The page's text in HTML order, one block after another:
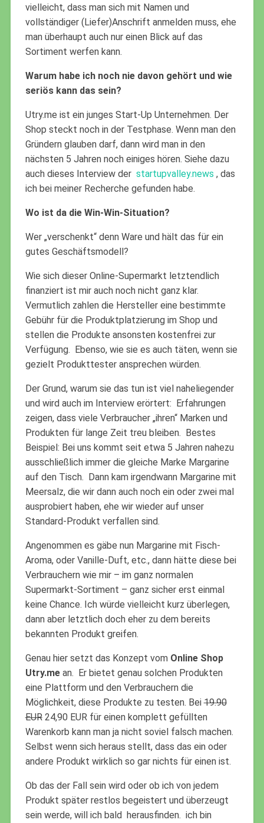
vielleicht, dass man sich mit Namen und
vollständiger (Liefer)Anschrift anmelden muss, ehe
man überhaupt auch nur einen Blick auf das
Sortiment werfen kann.
Warum habe ich noch nie davon gehört und wie
seriös kann das sein?
Utry.me ist ein junges Start-Up Unternehmen. Der
Shop steckt noch in der Testphase. Wenn man den
Gründern glauben darf, dann wird man in den
nächsten 5 Jahren noch einiges hören. Siehe dazu
auch dieses Interview der startupvalley.news , das
ich bei meiner Recherche gefunden habe.
Wo ist da die Win-Win-Situation?
Wer „verschenkt“ denn Ware und hält das für ein
gutes Geschäftsmodell?
Wie sich dieser Online-Supermarkt letztendlich
finanziert ist mir auch noch nicht ganz klar.
Vermutlich zahlen die Hersteller eine bestimmte
Gebühr für die Produktplatzierung im Shop und
stellen die Produkte ansonsten kostenfrei zur
Verfügung. Ebenso, wie sie es auch täten, wenn sie
gezielt Produkttester ansprechen würden.
Der Grund, warum sie das tun ist viel naheliegender
und wird auch im Interview erörtert: Erfahrungen
zeigen, dass viele Verbraucher „ihren“ Marken und
Produkten für lange Zeit treu bleiben. Bestes
Beispiel: Bei uns kommt seit etwa 5 Jahren nahezu
ausschließlich immer die gleiche Marke Margarine
auf den Tisch. Dann kam irgendwann Margarine mit
Meersalz, die wir dann auch noch ein oder zwei mal
ausprobiert haben, ehe wir wieder auf unser
Standard-Produkt verfallen sind.
Angenommen es gäbe nun Margarine mit Fisch-
Aroma, oder Vanille-Duft, etc., dann hätte diese bei
Verbrauchern wie mir – im ganz normalen
Supermarkt-Sortiment – ganz sicher erst einmal
keine Chance. Ich würde vielleicht kurz überlegen,
dann aber letztlich doch eher zu dem bereits
bekannten Produkt greifen.
Genau hier setzt das Konzept vom Online Shop
Utry.mean. Er bietet genau solchen Produkten
eine Plattform und den Verbrauchern die
Möglichkeit, diese Produkte zu testen. Bei19.90
EUR24,90 EUR für einen komplett gefüllten
Warenkorb kann man ja nicht soviel falsch machen.
Selbst wenn sich heraus stellt, dass das ein oder
andere Produkt wirklich so gar nichts für einen ist.
Ob das der Fall sein wird oder ob ich von jedem
Produkt später restlos begeistert und überzeugt
sein werde, will ich bald herausfinden. ich bin